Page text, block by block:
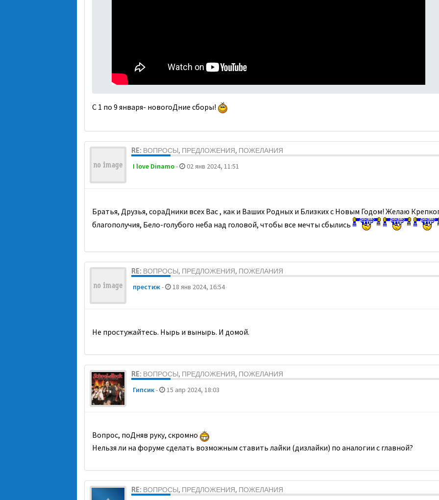
С 1 по 9 января- новогоДние сборы!
RE: ВОПРОСЫ, ПРЕДЛОЖЕНИЯ, ПОЖЕЛАНИЯ
I love Dinamo- 02 янв 2024, 11:51
Братья, Друзья, сораДники всех Вас , как и Ваших Родных и Близких с Новым Годом! Желаю
благополучия, Бело-голубого неба над головой, чтобы все мечты сбылись
RE: ВОПРОСЫ, ПРЕДЛОЖЕНИЯ, ПОЖЕЛАНИЯ
престиж- 18 янв 2024, 16:54
Не простужайтесь. Нырь и вынырь. И домой.
RE: ВОПРОСЫ, ПРЕДЛОЖЕНИЯ, ПОЖЕЛАНИЯ
Гипсик- 15 апр 2024, 18:03
Вопрос, поДняв руку, скромно
Нельзя ли на форуме сделать возможным ставить лайки (дизлайки) по аналогии с главной?
RE: ВОПРОСЫ, ПРЕДЛОЖЕНИЯ, ПОЖЕЛАНИЯ